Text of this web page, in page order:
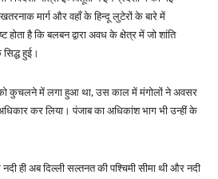
मार्ग और वहाँ के हिन्दू लुटेरों के बारे में
है कि बलबन द्वारा अवध के क्षेत्र में जो शांति
हुई।
कुचलने में लगा हुआ था, उस काल में मंगोलों ने अवसर
कर लिया। पंजाब का अधिकांश भाग भी उन्हीं के
नदी ही अब दिल्ली सल्तनत की पश्चिमी सीमा थी और नदी